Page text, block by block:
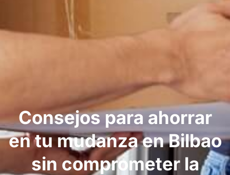
Consejos para ahorrar
en tu mudanza en Bilbao
sin comprometer la